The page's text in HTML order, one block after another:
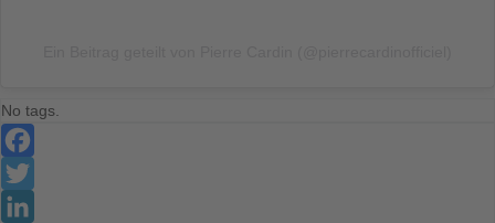
No tags.
Facebook
Twitter